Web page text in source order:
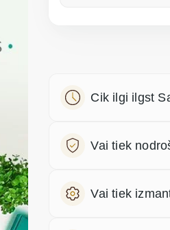
Cik ilgi ilgst
Vai tiek
Vai tiek